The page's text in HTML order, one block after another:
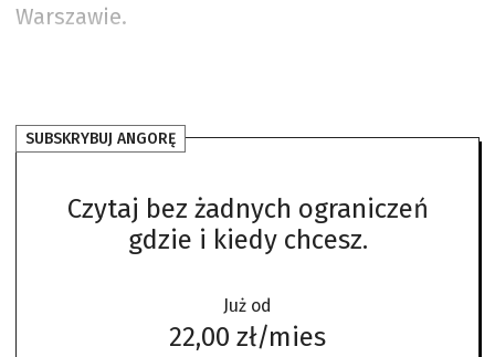
Warszawie.
SUBSKRYBUJ ANGORĘ
Czytaj bez żadnych ograniczeń
gdzie i kiedy chcesz.
Już od
22,00 zł/mies